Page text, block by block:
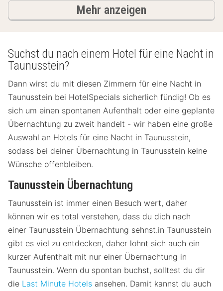
Mehr anzeigen
Suchst du nach einem Hotel für eine Nacht in
Taunusstein?
Dann wirst du mit diesen Zimmern für eine Nacht in
Taunusstein bei HotelSpecials sicherlich fündig! Ob es
sich um einen spontanen Aufenthalt oder eine geplante
Übernachtung zu zweit handelt - wir haben eine große
Auswahl an Hotels für eine Nacht in Taunusstein,
sodass bei deiner Übernachtung in Taunusstein keine
Wünsche offenbleiben.
Taunusstein Übernachtung
Taunusstein ist immer einen Besuch wert, daher
können wir es total verstehen, dass du dich nach
einer Taunusstein Übernachtung sehnst.in Taunusstein
gibt es viel zu entdecken, daher lohnt sich auch ein
kurzer Aufenthalt mit nur einer Übernachtung in
Taunusstein. Wenn du spontan buchst, solltest du dir
die Last Minute Hotels ansehen. Damit kannst du auch